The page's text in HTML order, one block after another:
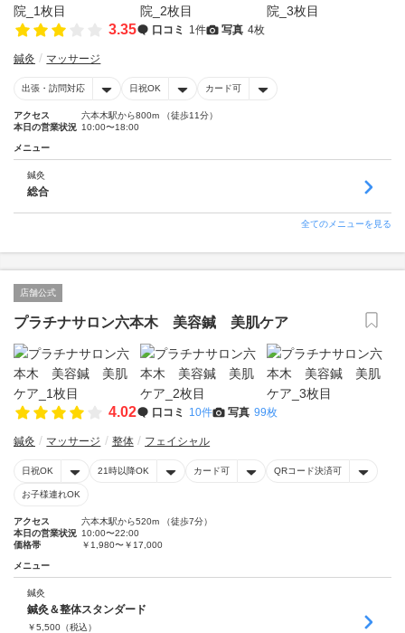
3.35 口コミ 1件 写真 4枚
鍼灸 マッサージ
出張・訪問対応 日祝OK カード可
アクセス
六本木駅から800m （徒歩11分）
本日の営業状況 10:00〜18:00
メニュー
鍼灸
総合
全てのメニューを見る
店舗公式
プラチナサロン六本木 美容鍼 美肌ケア
4.02 口コミ 10件 写真 99枚
鍼灸 マッサージ 整体 フェイシャル
日祝OK 21時以降OK カード可 QRコード決済可
お子様連れOK
アクセス
六本木駅から520m （徒歩7分）
本日の営業状況 10:00〜22:00
価格帯
￥1,980〜￥17,000
メニュー
鍼灸
鍼灸＆整体スタンダード
￥5,500 （税込）